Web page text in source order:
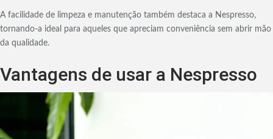
A facilidade de limpeza e manutenção também destaca a Nespresso,
tornando-a ideal para aqueles que apreciam conveniência sem abrir mão
da qualidade.
Vantagens de usar a Nespresso